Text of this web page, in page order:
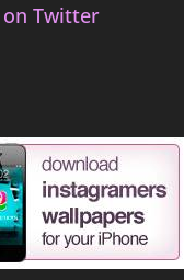
Twitter